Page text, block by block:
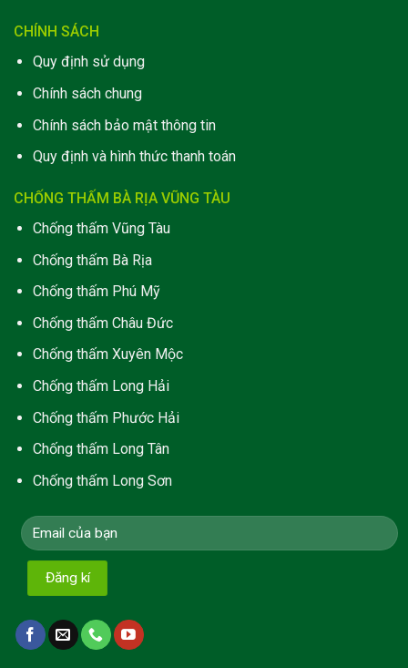
CHÍNH SÁCH
Quy định sử dụng
Chính sách chung
Chính sách bảo mật thông tin
Quy định và hình thức thanh toán
CHỐNG THẤM BÀ RỊA VŨNG TÀU
Chống thấm Vũng Tàu
Chống thấm Bà Rịa
Chống thấm Phú Mỹ
Chống thấm Châu Đức
Chống thấm Xuyên Mộc
Chống thấm Long Hải
Chống thấm Phước Hải
Chống thấm Long Tân
Chống thấm Long Sơn